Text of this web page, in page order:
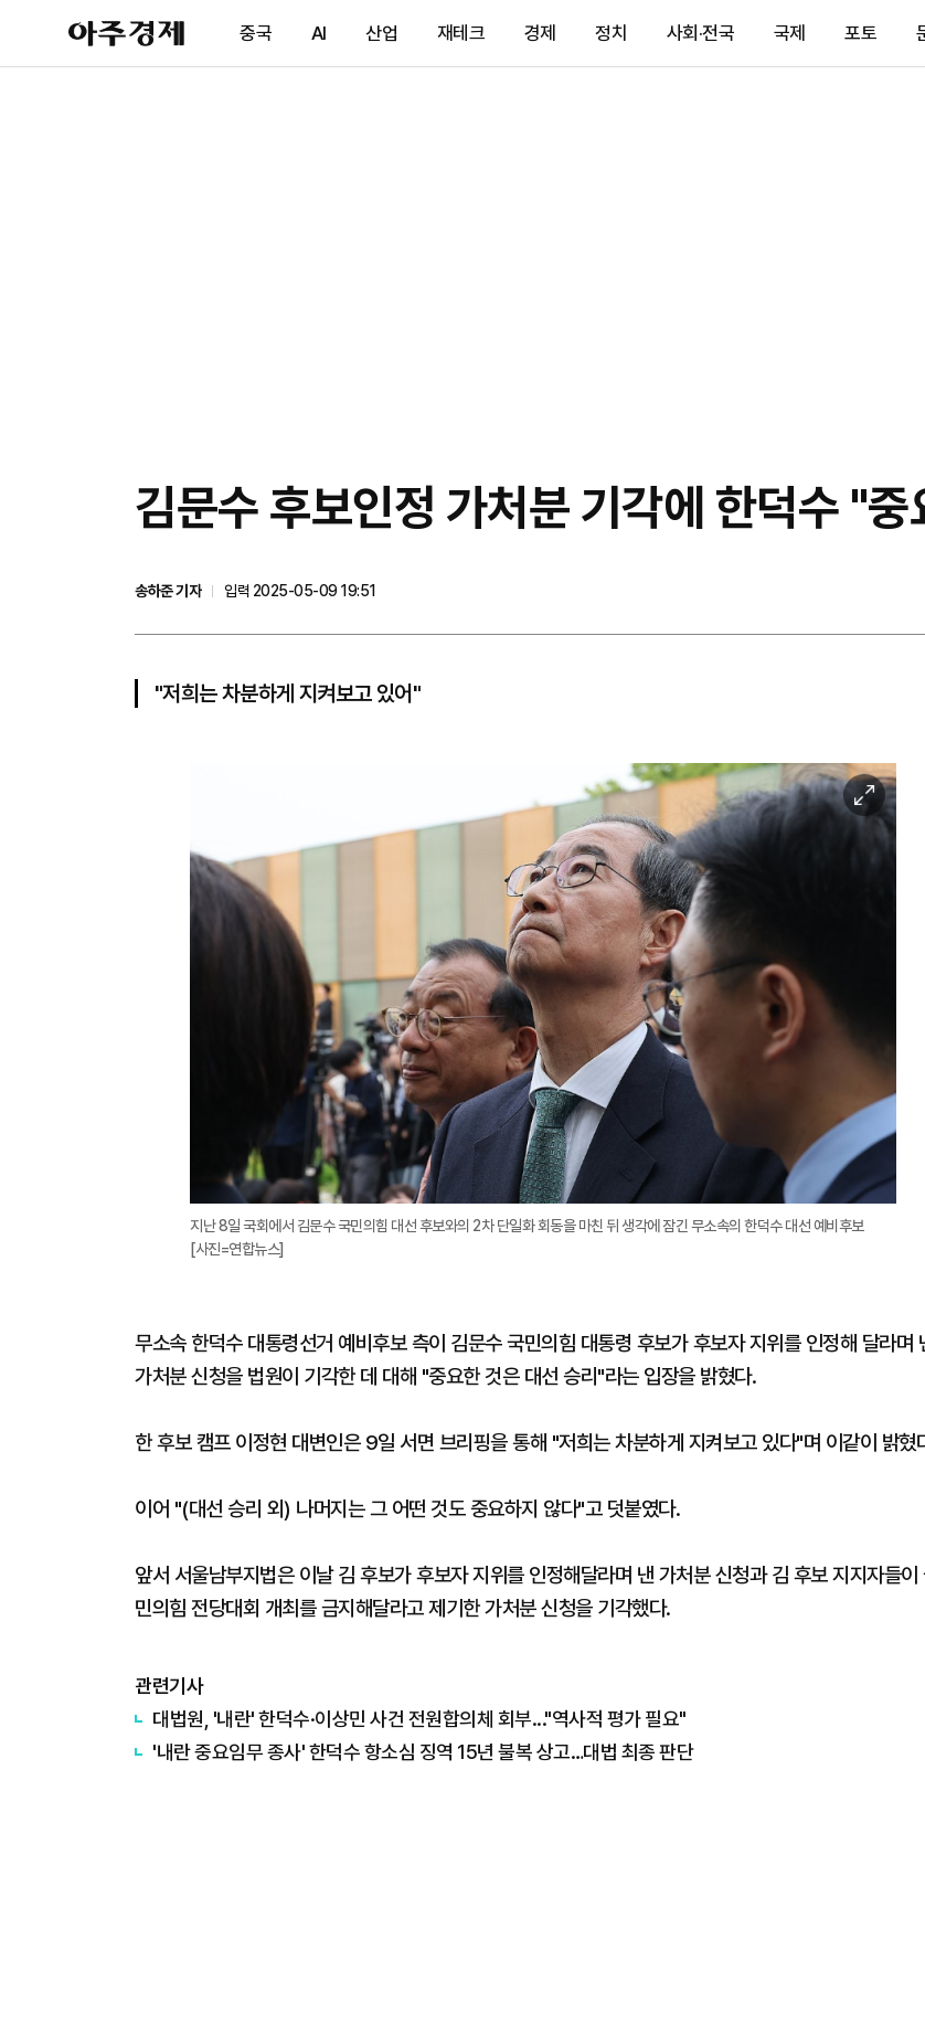
아
주
제
중국 AI 산업 재테크 경제 정치 사회·전국 국제 포토
김문수 후보인정 가처분 기각에 한덕수 "
송하준 기자
입력 2025-05-09 19:51
"저희는 차분하게 지켜보고 있어"
이
미
지난 8일 국회에서 김문수 국민의힘 대선 후보와의 2차 단일화 회동을 마친 뒤 생각에 잠긴 무소속의 한덕수 대선 예비후보
[사진=연합뉴스]
무소속 한덕수 대통령선거 예비후보 측이 김문수 국민의힘 대통령 후보가 후보자 지위를 인정해 달라며
가처분 신청을 법원이 기각한 데 대해 "중요한 것은 대선 승리"라는 입장을 밝혔다.
한 후보 캠프 이정현 대변인은 9일 서면 브리핑을 통해 "저희는 차분하게 지켜보고 있다"며 이같이 밝혔
이어 "(대선 승리 외) 나머지는 그 어떤 것도 중요하지 않다"고 덧붙였다.
앞서 서울남부지법은 이날 김 후보가 후보자 지위를 인정해달라며 낸 가처분 신청과 김 후보 지지자들이
민의힘 전당대회 개최를 금지해달라고 제기한 가처분 신청을 기각했다.
관련기사
대법원, '내란' 한덕수·이상민 사건 전원합의체 회부..."역사적 평가 필요"
'내란 중요임무 종사' 한덕수 항소심 징역 15년 불복 상고…대법 최종 판단